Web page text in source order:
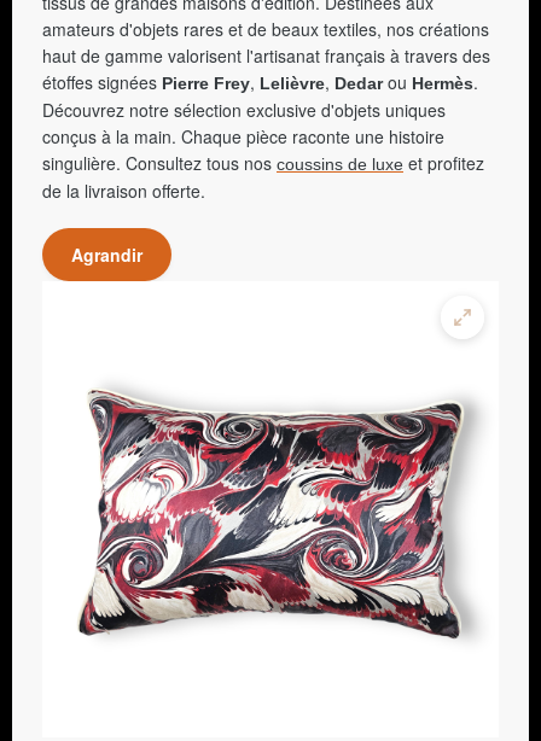
amateurs d'objets rares et de beaux textiles, nos créations
haut de gamme valorisent l'artisanat français à travers des
étoffes signées Pierre Frey, Lelièvre, Dedarou Hermès.
Découvrez notre sélection exclusive d'objets uniques
conçus à la main. Chaque pièce raconte une histoire
singulière. Consultez tous nos coussins de luxe et profitez
de la livraison offerte.
Agrandir